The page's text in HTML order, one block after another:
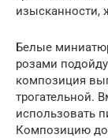
изысканности,
Белые
розами
композиция
трогательной.
использовать
Композицию